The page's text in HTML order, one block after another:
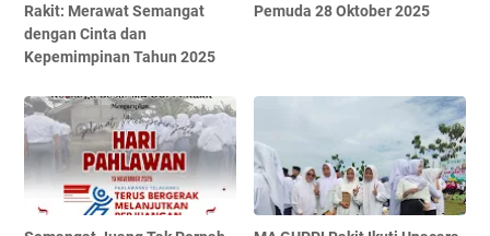
Rakit: Merawat Semangat
dengan Cinta dan
Kepemimpinan Tahun 2025
Pemuda 28 Oktober 2025